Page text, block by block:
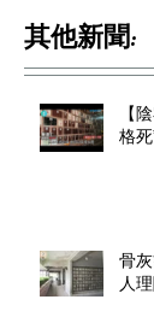
其他新聞:
【
格死
骨
人